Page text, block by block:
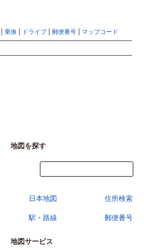
乗換 ドライブ 郵便番号 マップコード
地図を探す
日本地図 住所検索
駅・路線 郵便番号
地図サービス